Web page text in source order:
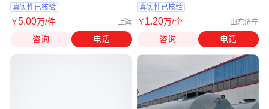
真实性已核验
￥5.00万/件 上海
咨询 电话
真实性已核验
￥1.20万/个 山东济宁
咨询 电话